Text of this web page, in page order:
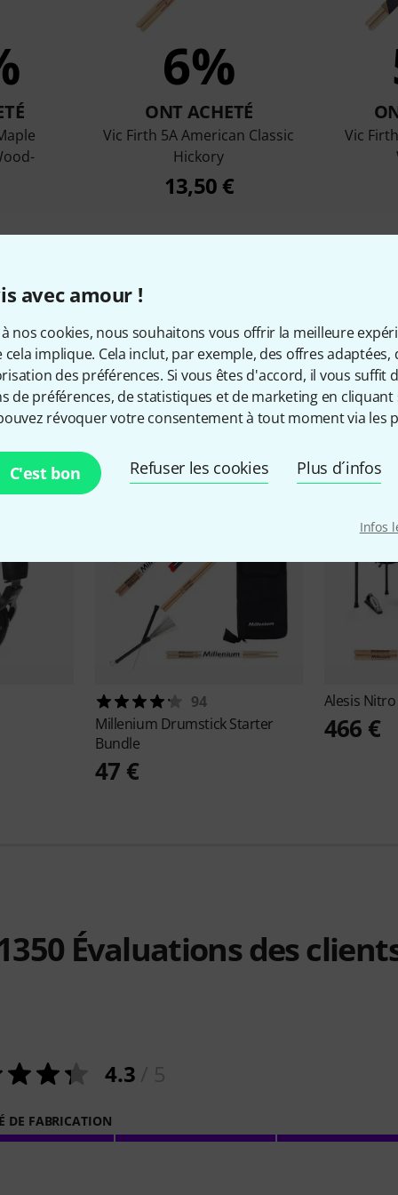
avec amour !
nos cookies, nous souhaitons vous offrir la meilleure
cela implique. Cela inclut, par exemple, des offres
des préférences. Si vous êtes d'accord, il vous suffit
de préférences, de statistiques et de marketing en
révoquer votre consentement à tout moment via les
C'est bon Refuser les cookies Plus d´infos
Infos
6%
ONT ACHETÉ
Vic Firth 5A American Classic
Hickory
13,50 €
Vic
& articles
94
Millenium Drumstick Starter
Bundle
47 €
Alesis Nitro
466 €
Évaluations des
4.3
DE FABRICATION